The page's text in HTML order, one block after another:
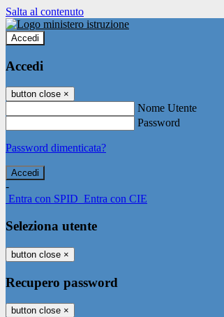
Salta al contenuto
Accedi
Accedi
button close ×
Nome Utente
Password
Password dimenticata?
-
Entra con SPID Entra con CIE
Seleziona utente
button close ×
Recupero password
button close ×